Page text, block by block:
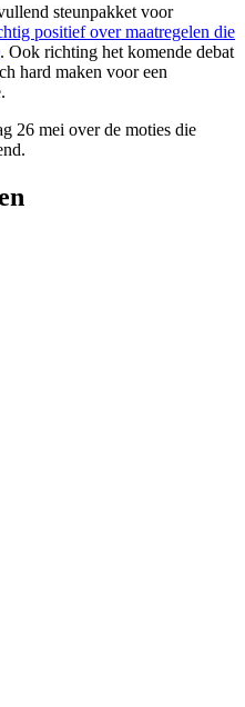
steunpakket voor
positief over maatregelen die
. Ook richting het komende debat
hard maken voor een
26 mei over de moties die